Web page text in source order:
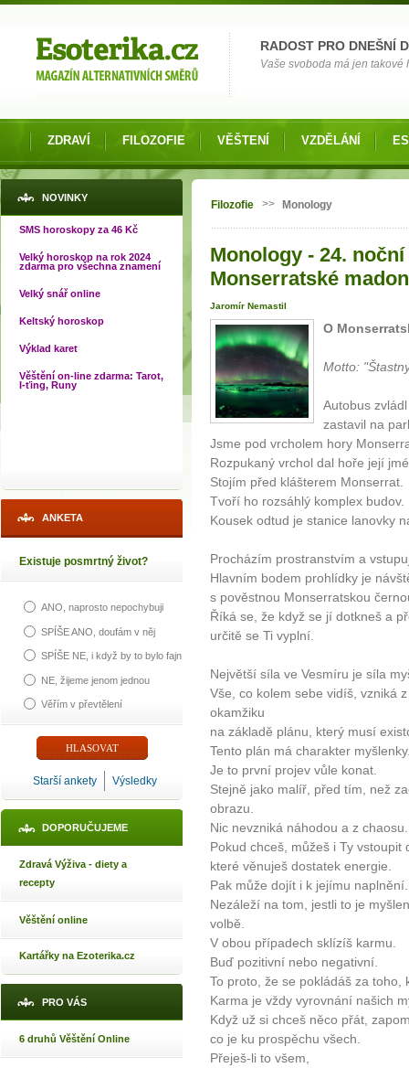
RADOST PRO DNEŠNÍ
Vaše svoboda má jen takové
ZDRAVÍ FILOZOFIE VĚŠTENÍ VZDĚLÁNÍ
NOVINKY
SMS horoskopy za 46 Kč
Velký horoskop na rok 2024
zdarma pro všechna znamení
Velký snář online
Keltský horoskop
Výklad karet
Věštění on-line zdarma: Tarot,
I-ťing, Runy
ANKETA
Existuje posmrtný život?
ANO, naprosto nepochybuji
SPÍŠE ANO, doufám v něj
SPÍŠE NE, i když by to bylo fajn
NE, žijeme jenom jednou
Věřím v převtělení
Starší ankety Výsledky
DOPORUČUJEME
Zdravá Výživa - diety a
recepty
Věštění online
Kartářky na Ezoterika.cz
PRO VÁS
6 druhů Věštění Online
Jste zde
Filozofie >> Monology
Monology - 24.
Monserratské
Jaromír Nemastil
O
Motto:
Autobus
zastavil na
Jsme pod vrcholem hory
Rozpukaný vrchol dal hoře její
Stojím před klášterem Monserrat.
Tvoří ho rozsáhlý komplex budov.
Kousek odtud je stanice lanovky
Procházím prostranstvím a
Hlavním bodem prohlídky je
s pověstnou Monserratskou
Říká se, že když se jí dotkneš a
určitě se Ti vyplní.
Největší síla ve Vesmíru je síla
Vše, co kolem sebe vidíš, vzniká
okamžiku
na základě plánu, který musí
Tento plán má charakter
Je to první projev vůle konat.
Stejně jako malíř, před tím, než
obrazu.
Nic nevzniká náhodou a z chaosu.
Pokud chceš, můžeš i Ty
které věnuješ dostatek energie.
Pak může dojít i k jejímu naplnění.
Nezáleží na tom, jestli to je
volbě.
V obou případech sklízíš karmu.
Buď pozitivní nebo negativní.
To proto, že se pokládáš za toho,
Karma je vždy vyrovnání našich
Když už si chceš něco přát,
co je ku prospěchu všech.
Přeješ-li to všem,